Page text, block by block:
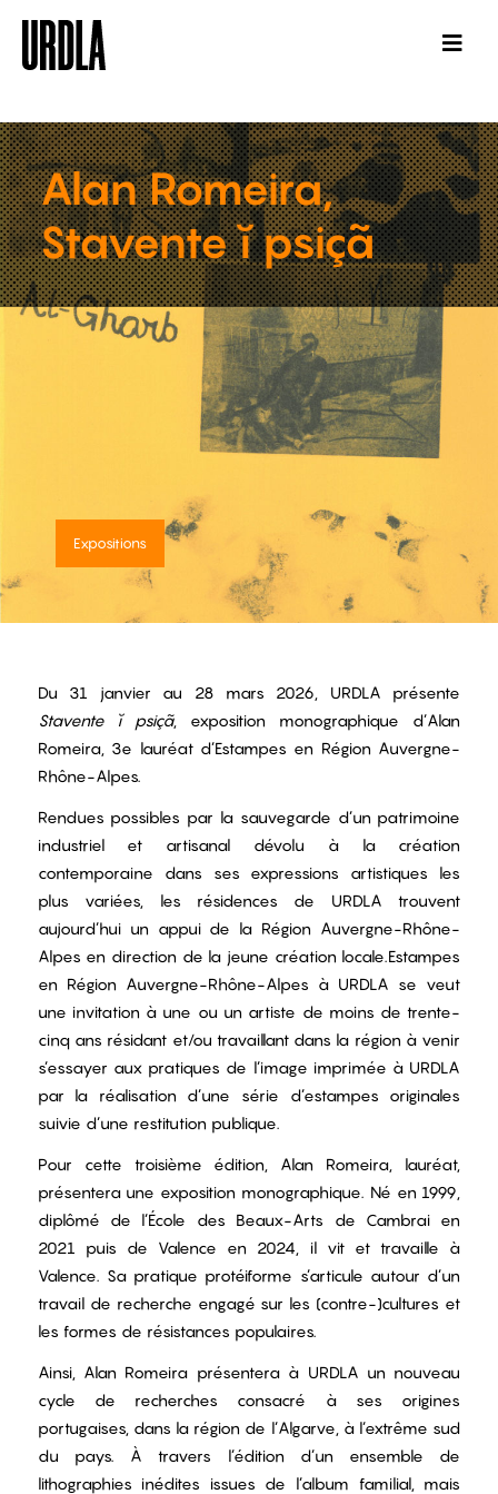
Alan Romeira,
Stavente ĭ psiçã
Expositions
Du 31 janvier au 28 mars 2026, URDLA présente
Stavente ĭ psiçã, exposition monographique d’Alan
Romeira, 3e lauréat d’Estampes en Région Auvergne-
Rhône-Alpes.
Rendues possibles par la sauvegarde d’un patrimoine
industriel et artisanal dévolu à la création
contemporaine dans ses expressions artistiques les
plus variées, les résidences de URDLA trouvent
aujourd’hui un appui de la Région Auvergne-Rhône-
Alpes en direction de la jeune création locale.Estampes
en Région Auvergne-Rhône-Alpes à URDLA se veut
une invitation à une ou un artiste de moins de trente-
cinq ans résidant et/ou travaillant dans la région à venir
s’essayer aux pratiques de l’image imprimée à URDLA
par la réalisation d’une série d’estampes originales
suivie d’une restitution publique.
Pour cette troisième édition, Alan Romeira, lauréat,
présentera une exposition monographique. Né en 1999,
diplômé de l’École des Beaux-Arts de Cambrai en
2021 puis de Valence en 2024, il vit et travaille à
Valence. Sa pratique protéiforme s’articule autour d’un
travail de recherche engagé sur les (contre-)cultures et
les formes de résistances populaires.
Ainsi, Alan Romeira présentera à URDLA un nouveau
cycle de recherches consacré à ses origines
portugaises, dans la région de l’Algarve, à l’extrême sud
du pays. À travers l’édition d’un ensemble de
lithographies inédites issues de l’album familial, mais